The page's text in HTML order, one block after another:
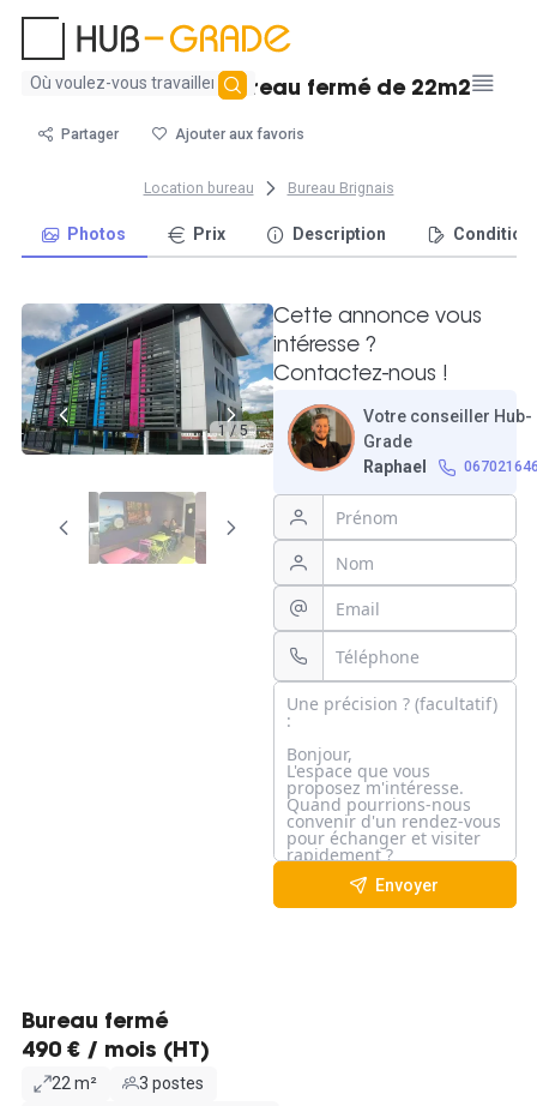
Aucun
trouvé
Location d'un bureau fermé de 22m2
Partager Ajouter aux favoris
Location bureau Bureau Brignais
Photos Prix Description
1 / 5
Cette annonce vous
intéresse ?
Contactez-nous !
Votre conseiller Hub-
Grade
Raphael
Envoyer
Bureau fermé
490 € / mois (HT)
22 m²
3 postes